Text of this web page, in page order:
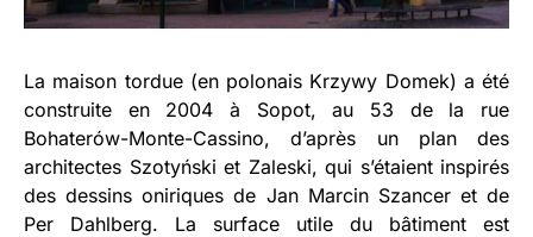
La maison tordue (en polonais Krzywy Domek) a été
construite en 2004 à Sopot, au 53 de la rue
Bohaterów-Monte-Cassino, d’après un plan des
architectes Szotyński et Zaleski, qui s’étaient inspirés
des dessins oniriques de Jan Marcin Szancer et de
Per Dahlberg. La surface utile du bâtiment est